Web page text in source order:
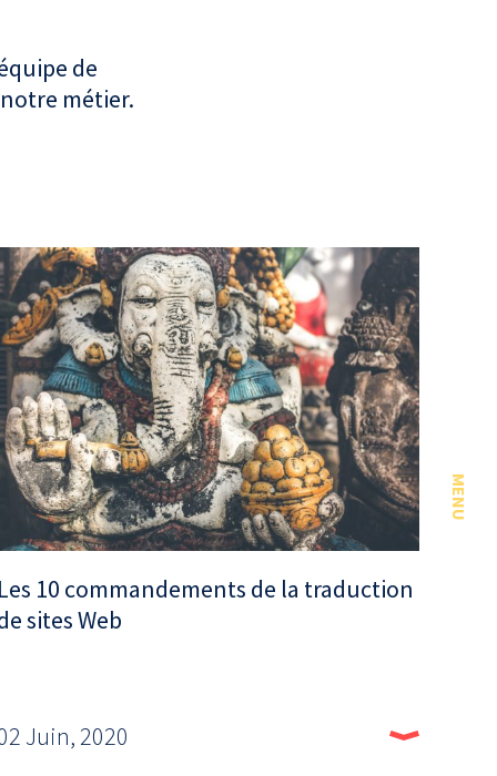
de
métier.
10 commandements de la traduction
sites Web
Juin, 2020
MENU